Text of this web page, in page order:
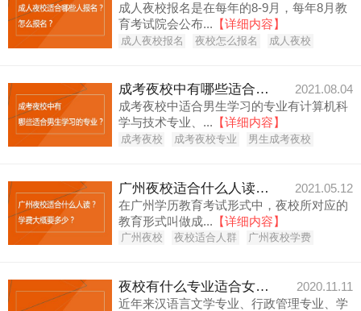
成人夜校报名是在每年的8-9月，每年8月教
育考试院会公布... 【详细内容】
成人夜校报名 夜校怎么报名 成人夜校
成考夜校中有哪些适合男生学习的专业？
2021.08.04
成考夜校中适合男生学习的专业有计算机科
学与技术专业、... 【详细内容】
成考夜校 成考夜校专业 男生成考夜校
广州夜校适合什么人读？学费大概要多少？
2021.05.12
在广州学历教育考试形式中，夜校所对应的
教育形式叫做成... 【详细内容】
广州夜校 夜校适合人群 广州夜校学费
夜校有什么专业适合女生？
2020.11.11
近年来汉语言文学专业、行政管理专业、学